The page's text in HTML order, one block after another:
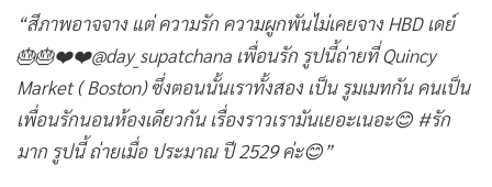
• Motoring
• เกม
• วิทยาศาสตร์
• SMEs
• หุ้น
“สีภาพอาจจาง แต่ ความรัก ความผูกพันไม่เคยจาง HBD เดย์
🎂🎂❤️❤️@day_supatchana เพื่อนรัก รูปนี้ถ่ายที่ Quincy
Market ( Boston) ซึ่งตอนนั้นเราทั้งสอง เป็น รูมเมทกัน คนเป็น
เพื่อนรักนอนห้องเดียวกัน เรื่องราวเรามันเยอะเนอะ😊 #รัก
มาก รูปนี้ ถ่ายเมื่อ ประมาณ ปี 2529 ค่ะ😊”